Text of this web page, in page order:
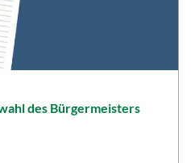
des Bürgermeisters